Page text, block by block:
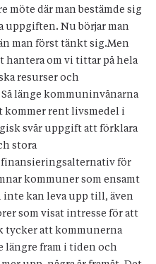
möte där man bestämde sig
uppgiften. Nu börjar man
man först tänkt sig.Men
hantera om vi tittar på hela
resurser och
länge kommuninvånarna
rent livsmedel i
svår uppgift att förklara
stora
finansieringsalternativ för
kommuner som ensamt
inte kan leva upp till, även
som visat intresse för att
tycker att kommunerna
längre fram i tiden och